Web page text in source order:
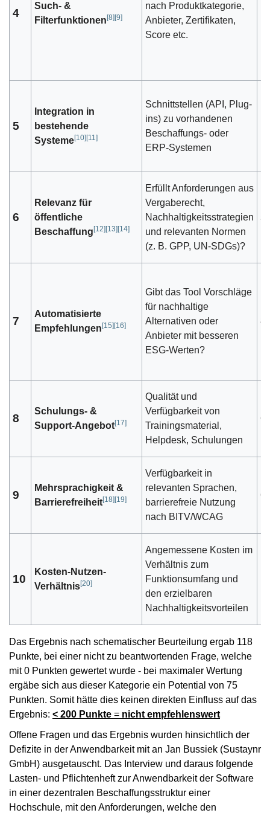
4
Such- &
Filterfunktionen [8] [9]
nach Produktkategorie,
Anbieter, Zertifikaten,
Score etc.
5
Integration in
bestehende
Systeme[10] [11]
Schnittstellen (API, Plug-
ins) zu vorhandenen
Beschaffungs- oder
ERP-Systemen
6
Relevanz für
öffentliche
Beschaffung [12] [13] [14]
Erfüllt Anforderungen aus
Vergaberecht,
Nachhaltigkeitsstrategien
und relevanten Normen
(z. B. GPP, UN-SDGs)?
5
7
Automatisierte
Empfehlungen [15] [16]
Gibt das Tool Vorschläge
für nachhaltige
Alternativen oder
Anbieter mit besseren
ESG-Werten?
8
8
Schulungs- &
Support-Angebot[17]
Qualität und
Verfügbarkeit von
Trainingsmaterial,
Helpdesk, Schulungen
6
9
Mehrsprachigkeit &
Barrierefreiheit[18] [19]
Verfügbarkeit in
relevanten Sprachen,
barrierefreie Nutzung
nach BITV/WCAG
6
10
Kosten-Nutzen-
Verhältnis[20]
Angemessene Kosten im
Verhältnis zum
Funktionsumfang und
den erzielbaren
Nachhaltigkeitsvorteilen
Das Ergebnis nach schematischer Beurteilung ergab 118
Punkte, bei einer nicht zu beantwortenden Frage, welche
mit 0 Punkten gewertet wurde - bei maximaler Wertung
ergäbe sich aus dieser Kategorie ein Potential von 75
Punkten. Somit hätte dies keinen direkten Einfluss auf das
Ergebnis: < 200 Punkte = nicht empfehlenswert
Offene Fragen und das Ergebnis wurden hinsichtlich der
Defizite in der Anwendbarkeit mit an Jan Bussiek (Sustaynr
GmbH) ausgetauscht. Das Interview und daraus folgende
Lasten- und Pflichtenheft zur Anwendbarkeit der Software
in einer dezentralen Beschaffungsstruktur einer
Hochschule, mit den Anforderungen, welche den